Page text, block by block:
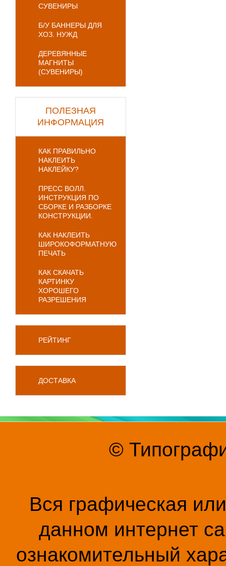
СУВЕНИРЫ
Б/У БАННЕРЫ ДЛЯ
ХОЗ. НУЖД
ДЕРЕВЯННЫЕ
МАГНИТЫ
(СУВЕНИРЫ)
ПОЛЕЗНАЯ
ИНФОРМАЦИЯ
КАК ПРАВИЛЬНО
НАКЛЕИТЬ
НАКЛЕЙКУ?
ПРЕСС ВОЛЛ.
ИНСТРУКЦИЯ ПО
СБОРКЕ И РАЗБОРКЕ
КОНСТРУКЦИИ.
КАК НАКЛЕИТЬ
ШИРОКОФОРМАТНУЮ
ПЕЧАТЬ
КАК СКАЧАТЬ
КАРТИНКУ
ХОРОШЕГО
РАЗРЕШЕНИЯ
РЕЙТИНГ
ДОСТАВКА
©
Вся графическая
данном интернет
ознакомительный